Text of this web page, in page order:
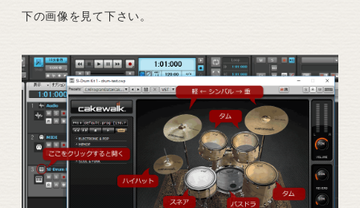
下の画像を見て下さい。